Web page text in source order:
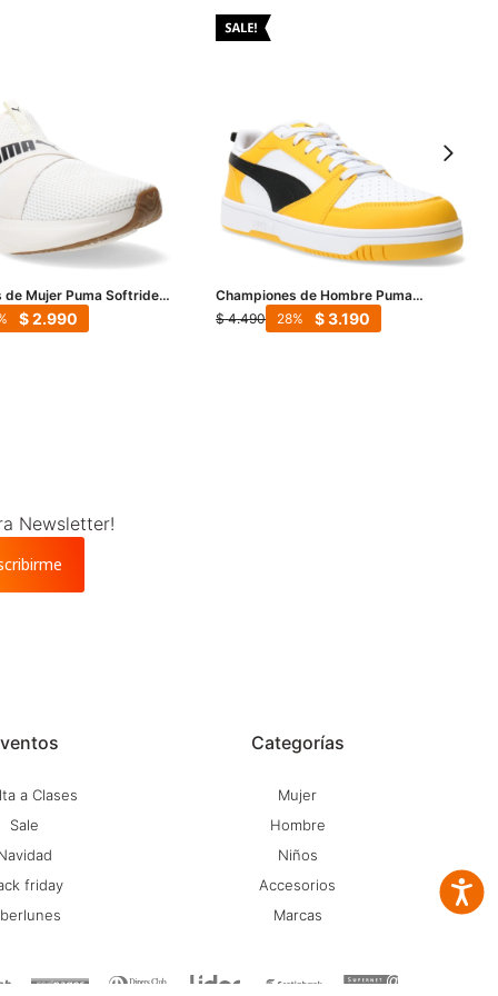
de Mujer Puma Softride
- Blanco - Blanco Tiza -
$2.990
Championes de Hombre Puma
Rebound V6 Low - Blanco - Amarillo -
$ 4.490 $3.190
28
a Clases
Sale
friday
Categorías
Mujer
Hombre
Niños
Accesorios
Marcas
Newsletter!